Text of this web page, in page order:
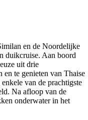
en de Noordelijke
duikcruise. Aan boord
uit drie
en te genieten van Thaise
van de prachtigste
Na afloop van de
onderwater in het